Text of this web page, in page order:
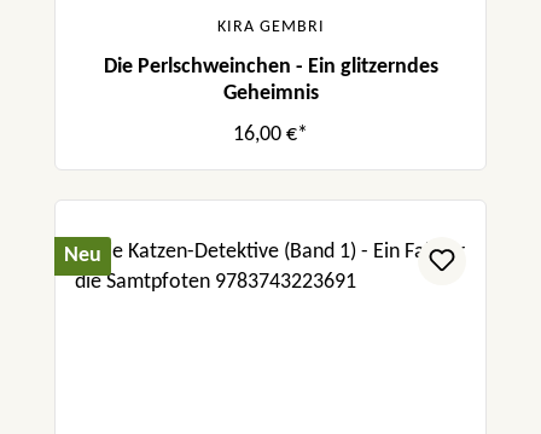
KIRA GEMBRI
Die Perlschweinchen - Ein glitzerndes
Geheimnis
16,00 €*
Neu